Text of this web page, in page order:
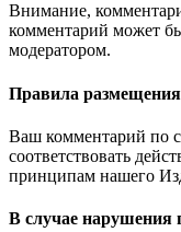
Внимание,
комментарий может
модератором.
Правила
Ваш комментарий по
соответствовать
принципам нашего
В случае нарушения